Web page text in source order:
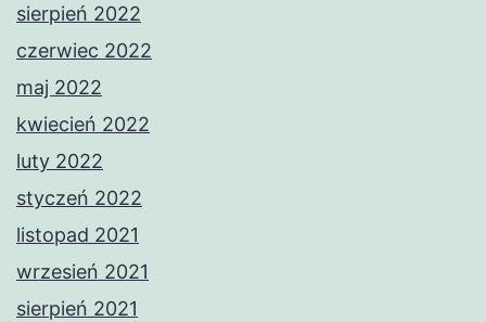
sierpień 2022
czerwiec 2022
maj 2022
kwiecień 2022
luty 2022
styczeń 2022
listopad 2021
wrzesień 2021
sierpień 2021